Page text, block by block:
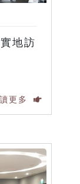
地訪
更多